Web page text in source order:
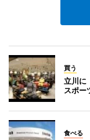
買う
立川に
スポー
食べる